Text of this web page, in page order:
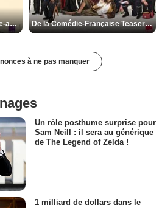
Les Matins merveilleux Bande-annonce VF De la Comédie-Française Teaser VF
à ne pas manquer
Un rôle posthume surprise pour
Sam Neill : il sera au générique
de The Legend of Zelda !
1 milliard de dollars dans le